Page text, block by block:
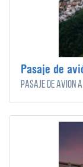
Pasaje de
Pasaje de avión